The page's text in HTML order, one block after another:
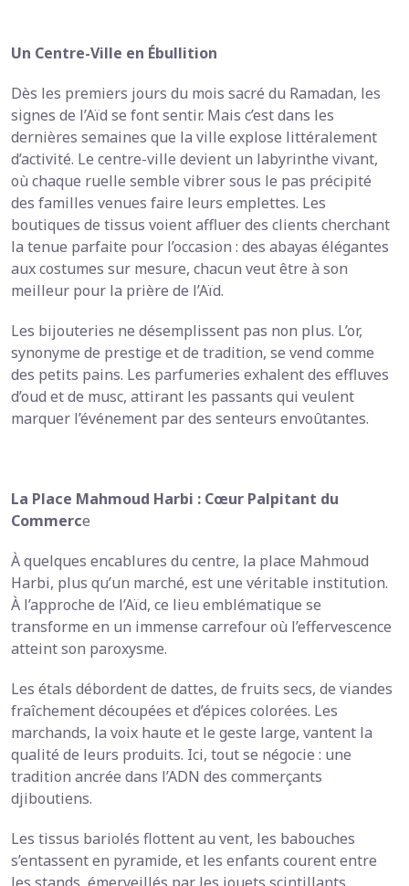
Un Centre-Ville en Ébullition
Dès les premiers jours du mois sacré du Ramadan, les
signes de l’Aïd se font sentir. Mais c’est dans les
dernières semaines que la ville explose littéralement
d’activité. Le centre-ville devient un labyrinthe vivant,
où chaque ruelle semble vibrer sous le pas précipité
des familles venues faire leurs emplettes. Les
boutiques de tissus voient affluer des clients cherchant
la tenue parfaite pour l’occasion : des abayas élégantes
aux costumes sur mesure, chacun veut être à son
meilleur pour la prière de l’Aïd.
Les bijouteries ne désemplissent pas non plus. L’or,
synonyme de prestige et de tradition, se vend comme
des petits pains. Les parfumeries exhalent des effluves
d’oud et de musc, attirant les passants qui veulent
marquer l’événement par des senteurs envoûtantes.
La Place Mahmoud Harbi : Cœur Palpitant du
Commerce
À quelques encablures du centre, la place Mahmoud
Harbi, plus qu’un marché, est une véritable institution.
À l’approche de l’Aïd, ce lieu emblématique se
transforme en un immense carrefour où l’effervescence
atteint son paroxysme.
Les étals débordent de dattes, de fruits secs, de viandes
fraîchement découpées et d’épices colorées. Les
marchands, la voix haute et le geste large, vantent la
qualité de leurs produits. Ici, tout se négocie : une
tradition ancrée dans l’ADN des commerçants
djiboutiens.
Les tissus bariolés flottent au vent, les babouches
s’entassent en pyramide, et les enfants courent entre